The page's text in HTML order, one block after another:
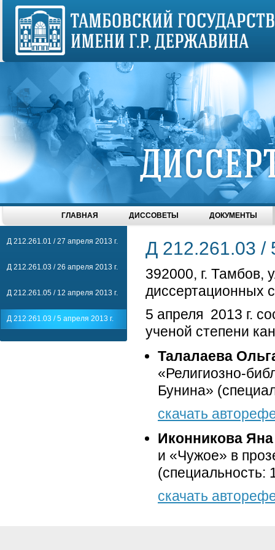
ГЛАВНАЯ ДИССОВЕТЫ ДОКУМЕНТЫ
Д 212.261.01 / 27 апреля 2013 г.
Д 212.261.03 / 26 апреля 2013 г.
Д 212.261.05 / 12 апреля 2013 г.
Д 212.261.03 / 5 апреля 2013 г.
Д 212.261.03 /
392000, г. Тамбов,
диссертационных
5 апреля 2013 г.
ученой степени
Талалаева
«Религиозно-
Бунина»
скачать
Иконникова
и «Чужое» в
(специальность:
скачать